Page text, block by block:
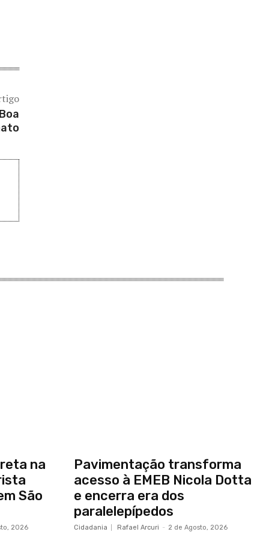
na
São
2026
Pavimentação transforma
acesso à EMEB Nicola Dotta
e encerra era dos
paralelepípedos
Cidadania Rafael Arcuri - 2 de Agosto, 2026